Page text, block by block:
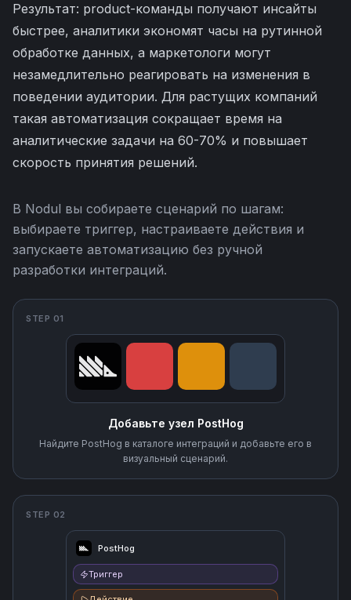
Результат: product-команды получают инсайты
быстрее, аналитики экономят часы на рутинной
обработке данных, а маркетологи могут
незамедлительно реагировать на изменения в
поведении аудитории. Для растущих компаний
такая автоматизация сокращает время на
аналитические задачи на 60-70% и повышает
скорость принятия решений.
В Nodul вы собираете сценарий по шагам:
выбираете триггер, настраиваете действия и
запускаете автоматизацию без ручной
разработки интеграций.
STEP 01
Добавьте узел PostHog
Найдите PostHog в каталоге интеграций и добавьте его в
визуальный сценарий.
STEP 02
PostHog
Триггер